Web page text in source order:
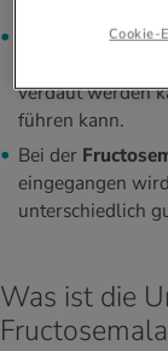
hereditäre
verdaut werden
führen kann.
Bei der
eingegangen
unterschiedlich
Was ist die
Cookie-